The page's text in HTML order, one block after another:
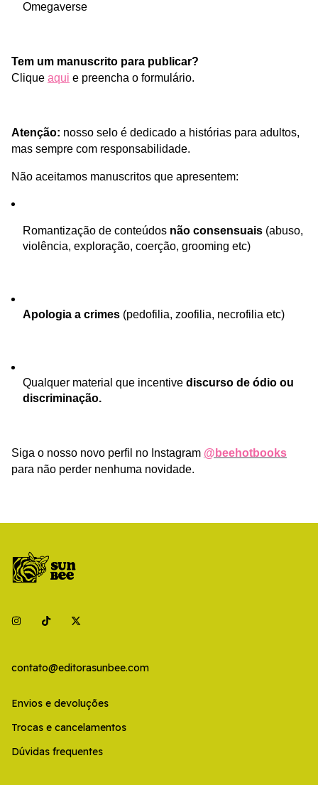
Omegaverse
Tem um manuscrito para publicar?
Clique aqui e preencha o formulário.
Atenção: nosso selo é dedicado a histórias para adultos,
mas sempre com responsabilidade.
Não aceitamos manuscritos que apresentem:
Romantização de conteúdos não consensuais (abuso,
violência, exploração, coerção, grooming etc)
Apologia a crimes (pedofilia, zoofilia, necrofilia etc)
Qualquer material que incentive discurso de ódio ou
discriminação.
Siga o nosso novo perfil no Instagram @beehotbooks
para não perder nenhuma novidade.
contato@editorasunbee.com
Envios e devoluções
Trocas e cancelamentos
Dúvidas frequentes